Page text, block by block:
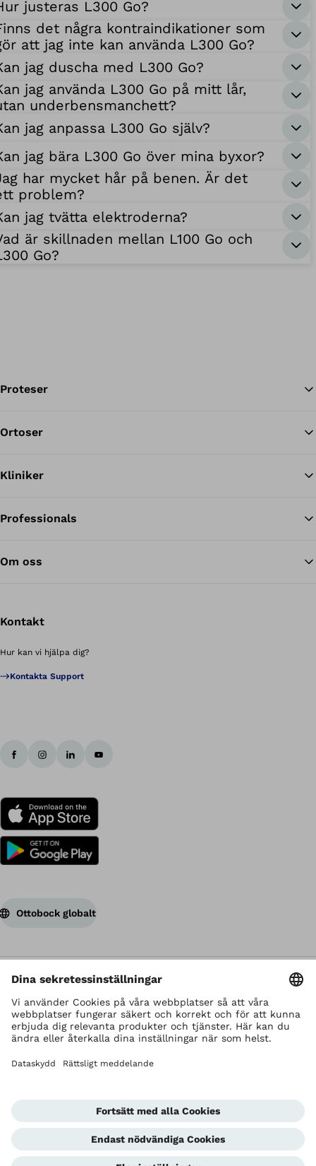
justeras L300 Go?
det några kontraindikationer som
att jag inte kan använda L300 Go?
jag duscha med L300 Go?
jag använda L300 Go på mitt lår,
underbensmanchett?
jag anpassa L300 Go själv?
jag bära L300 Go över mina byxor?
har mycket hår på benen. Är det
problem?
jag tvätta elektroderna?
är skillnaden mellan L100 Go och
Go?
Proteser
Ortoser
Kliniker
Professionals
Om oss
Kontakt
Hur kan vi hjälpa dig?
Kontakta Support
Ottobock globalt
Upphovsrätten innehas av Ottobock
Dataskyddsinställningar
Användarvillkor
Sekretess och integritet
Imprint
Whistleblowing-enhet